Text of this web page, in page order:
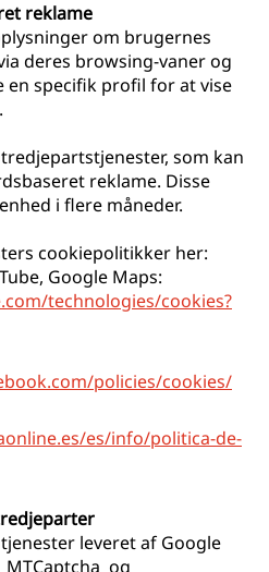
reklame
om brugernes
deres browsing-vaner og
specifik profil for at vise
som kan
reklame. Disse
i flere måneder.
cookiepolitikker her:
Google Maps:
technologies/cookies?
policies/cookies/
es/info/politica-de-
leveret af Google
MTCaptcha og